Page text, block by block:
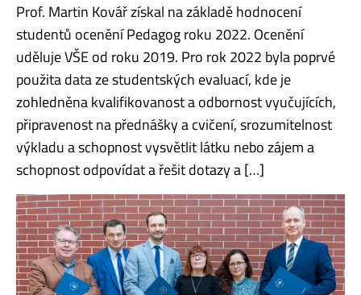
Prof. Martin Kovář získal na základě hodnocení
studentů ocenění Pedagog roku 2022. Ocenění
uděluje VŠE od roku 2019. Pro rok 2022 byla poprvé
použita data ze studentských evaluací, kde je
zohledněna kvalifikovanost a odbornost vyučujících,
připravenost na přednášky a cvičení, srozumitelnost
výkladu a schopnost vysvětlit látku nebo zájem a
schopnost odpovídat a řešit dotazy a […]